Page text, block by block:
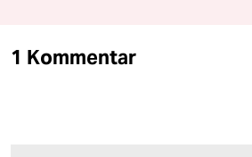
1 Kommentar